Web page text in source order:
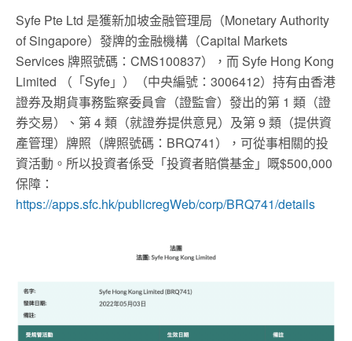
Syfe Pte Ltd 是獲新加坡金融管理局（Monetary Authority
of Singapore）發牌的金融機構（Capital Markets
Services 牌照號碼：CMS100837），而 Syfe Hong Kong
Limited （「Syfe」）（中央編號：3006412）持有由香港
證券及期貨事務監察委員會（證監會）發出的第 1 類（證
券交易）、第 4 類（就證券提供意見）及第 9 類（提供資
產管理）牌照（牌照號碼：BRQ741），可從事相關的投
資活動。所以投資者係受「投資者賠償基金」嘅$500,000
保障：
https://apps.sfc.hk/publicregWeb/corp/BRQ741/details